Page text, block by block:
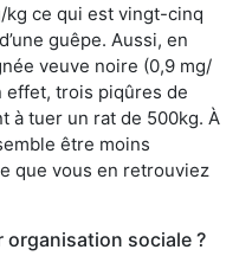
kg ce qui est vingt-cinq
guêpe. Aussi, en
veuve noire (0,9 mg/
effet, trois piqûres de
à tuer un rat de 500kg. À
être moins
que vous en retrouviez
organisation sociale ?